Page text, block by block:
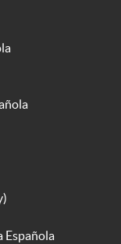
Española